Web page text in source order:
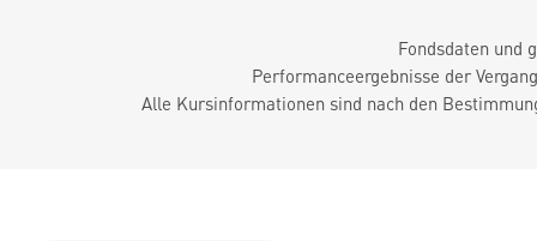
Fondsdaten und
Performanceergebnisse der
Alle Kursinformationen sind nach den